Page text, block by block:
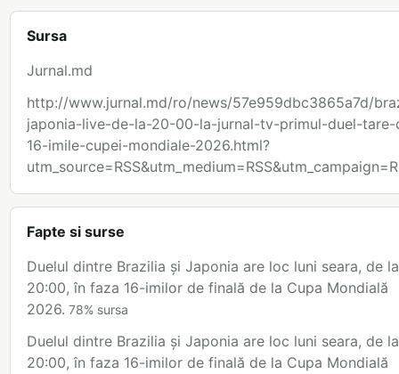
Sursa
Jurnal.md
http://www.jurnal.md/ro/news/57e959dbc3865a7d/
japonia-live-de-la-20-00-la-jurnal-tv-primul-duel-
16-imile-cupei-mondiale-2026.html?
Fapte si surse
Duelul dintre Brazilia și Japonia are loc luni seara, de
20:00, în faza 16-imilor de finală de la Cupa Mondială
2026. 78% sursa
Duelul dintre Brazilia și Japonia are loc luni seara, de
20:00, în faza 16-imilor de finală de la Cupa Mondială